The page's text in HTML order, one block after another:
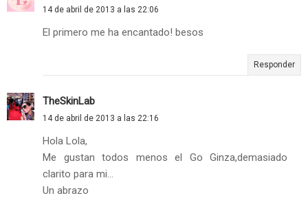
14 de abril de 2013 a las 22:06
El primero me ha encantado! besos
Responder
TheSkinLab
14 de abril de 2013 a las 22:16
Hola Lola,
Me gustan todos menos el Go Ginza,demasiado
clarito para mi...
Un abrazo